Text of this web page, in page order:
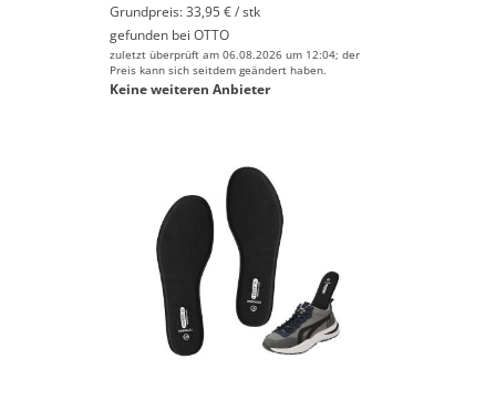
Grundpreis: 33,95 € / stk
gefunden bei OTTO
zuletzt überprüft am 06.08.2026 um 12:04; der
Preis kann sich seitdem geändert haben.
Keine weiteren Anbieter